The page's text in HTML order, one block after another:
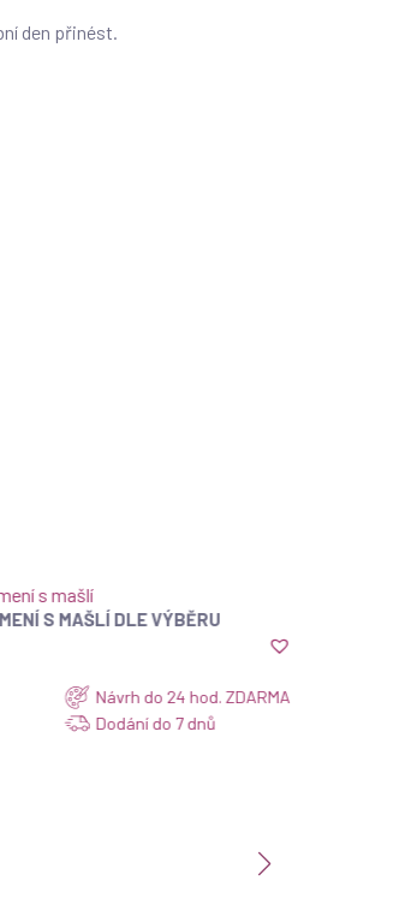
den přinést.
ZOBRAZIT
S MAŠLÍ DLE VÝBĚRU
Návrh do 24 hod. ZDARMA
Dodání do 7 dnů